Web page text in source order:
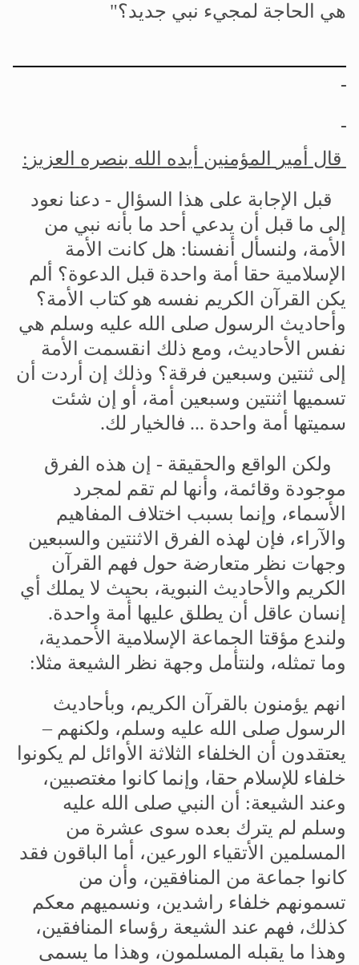
هي
الحاجة لمجيء نبي جديد؟"
قال أمير المؤمنين أيده الله بنصره العزيز :
قبل
الإجابة على هذا السؤال - دعنا نعود
إلى ما قبل أن يدعي أحد ما بأنه نبي من
الأمة، ولنسأل أنفسنا: هل كانت
الأمة
الإسلامية حقا أمة واحدة قبل الدعوة؟
ألم
يكن
القرآن الكريم نفسه هو كتاب
الأمة؟
وأحاديث
الرسول صلى الله عليه وسلم هي
نفس
الأحاديث، ومع ذلك انقسمت
الأمة
إلى ثنتين وسبعين فرقة؟ وذلك إن أردت
أن
تسميها
اثنتين وسبعين أمة، أو إن شئت
سميتها
أمة واحدة ... فالخيار لك.
ولكن
الواقع والحقيقة - إن هذه
الفرق
موجودة وقائمة، وأنها لم تقم لمجرد
الأسماء، وإنما بسبب اختلاف
المفاهيم
والآراء، فإن لهذه الفرق الاثنتين والسبعين
وجهات نظر متعارضة حول فهم
القرآن
الكريم والأحاديث النبوية، بحيث لا يملك
أي
إنسان عاقل أن يطلق عليها أمة واحدة.
ولندع مؤقتا الجماعة الإسلامية
الأحمدية،
وما تمثله، ولنتأمل وجهة نظر الشيعة مثلا:
انهم يؤمنون بالقرآن الكريم، وبأحاديث
الرسول صلى الله عليه وسلم، ولكنهم –
يعتقدون
أن الخلفاء الثلاثة الأوائل لم يكونوا
خلفاء للإسلام حقا، وإنما كانوا
مغتصبين،
وعند
الشيعة: أن النبي صلى الله عليه
وسلم لم يترك بعده سوى عشرة من
المسلمين
الأتقياء الورعين، أما الباقون فقد
كانوا
جماعة من المنافقين، وأن من
تسمونهم خلفاء راشدین، ونسميهم معكم
كذلك، فهم عند الشيعة رؤساء
المنافقين،
وهذا
ما يقبله المسلمون، وهذا ما يسمى